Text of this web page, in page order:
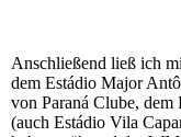
Anschließend ließ ich
dem Estádio Major
von Paraná Clube,
(auch Estádio Vila